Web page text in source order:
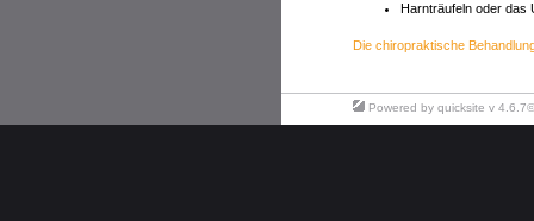
Harnträufeln oder das
Die chiropraktische
Powered by quicksite v